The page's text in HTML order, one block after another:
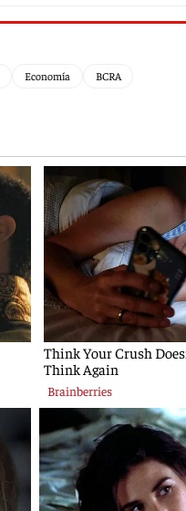
Economía BCRA